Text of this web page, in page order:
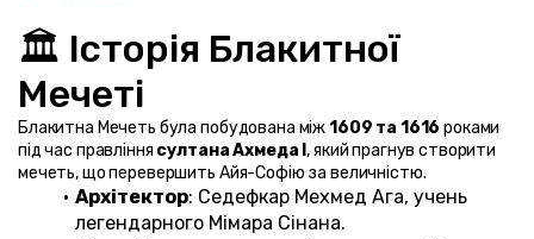
🏛️ Історія Блакитної
Мечеті
Блакитна Мечеть була побудована між 1609 та 1616 роками
під час правління султана Ахмеда I, який прагнув створити
мечеть, що перевершить Айя-Софію за величністю.
Архітектор: Седефкар Мехмед Ага, учень
легендарного Мімара Сінана.